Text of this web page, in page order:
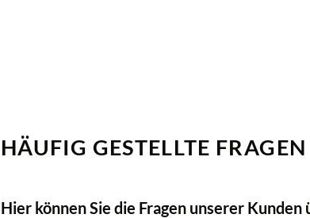
HÄUFIG GESTELLTE FRAGEN
Hier können Sie die Fragen unserer